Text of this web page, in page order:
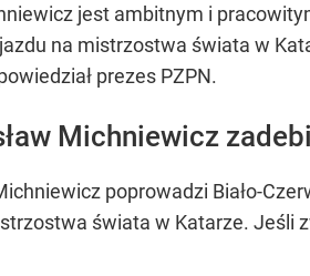
jest ambitnym i
na mistrzostwa świata w
prezes PZPN.
Michniewicz
poprowadzi Biało-
świata w Katarze. Jeśli